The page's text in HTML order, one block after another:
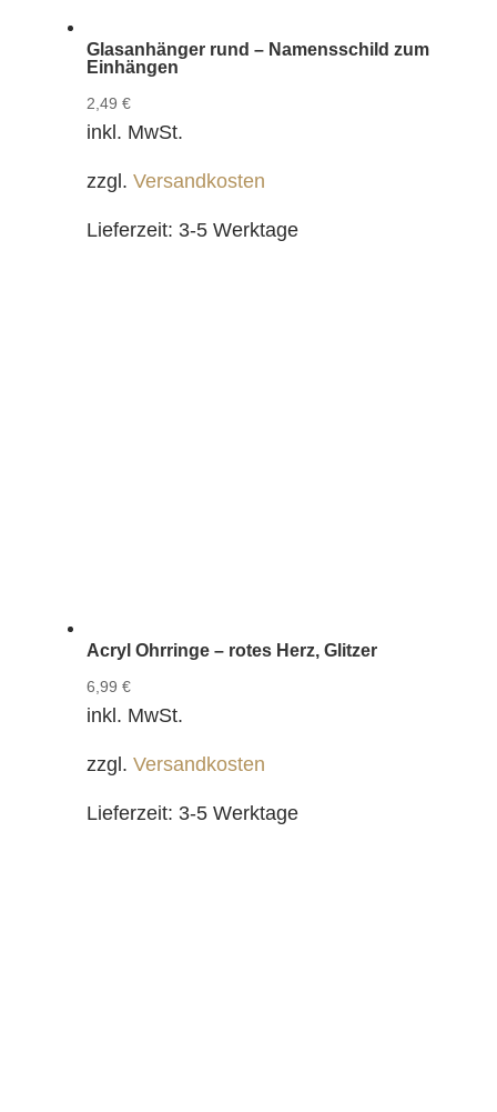
Glasanhänger rund – Namensschild zum
Einhängen
2,49 €
inkl. MwSt.
zzgl. Versandkosten
Lieferzeit: 3-5 Werktage
Acryl Ohrringe – rotes Herz, Glitzer
6,99 €
inkl. MwSt.
zzgl. Versandkosten
Lieferzeit: 3-5 Werktage